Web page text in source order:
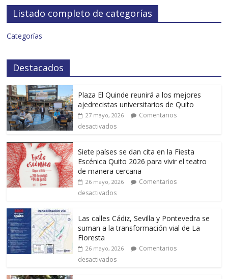
Listado completo de categorías
Categorías
Destacados
Plaza El Quinde reunirá a los mejores
ajedrecistas universitarios de Quito
27 mayo, 2026
Comentarios
desactivados
Siete países se dan cita en la Fiesta
Escénica Quito 2026 para vivir el teatro
de manera cercana
26 mayo, 2026
Comentarios
desactivados
Las calles Cádiz, Sevilla y Pontevedra se
suman a la transformación vial de La
Floresta
26 mayo, 2026
Comentarios
desactivados